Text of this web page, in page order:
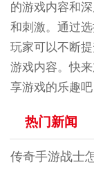
的游戏内容和
和刺激。通过
玩家可以不断
游戏内容。快
享游戏的乐趣吧
热门新闻
传奇手游战士